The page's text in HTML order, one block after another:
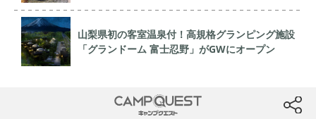
山梨県初の客室温泉付！高規格グランピング施設
「グランドーム 富士忍野」がGWにオープン
btn
CAMP QUEST